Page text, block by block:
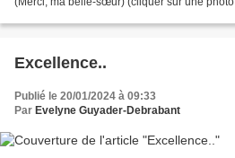
Excellence..
Publié le 20/01/2024 à 09:33
Par Evelyne Guyader-Debrabant